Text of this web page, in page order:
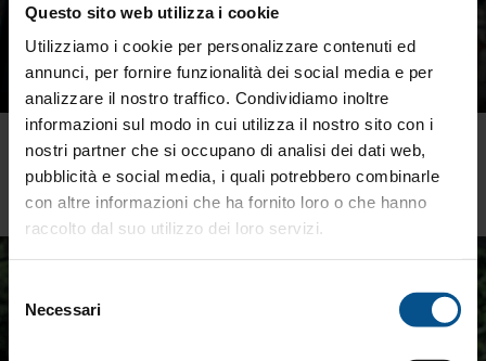
Questo sito web utilizza i cookie
Utilizziamo i cookie per personalizzare contenuti ed
annunci, per fornire funzionalità dei social media e per
analizzare il nostro traffico. Condividiamo inoltre
informazioni sul modo in cui utilizza il nostro sito con i
nostri partner che si occupano di analisi dei dati web,
pubblicità e social media, i quali potrebbero combinarle
con altre informazioni che ha fornito loro o che hanno
raccolto dal suo utilizzo dei loro servizi.
delNecessari
Inflazione e rialzo dei tassi: cosa succede
davvero ai tuoi soldi